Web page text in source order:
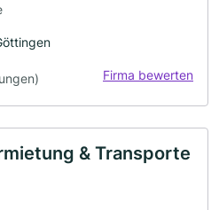
Firma bewerten
& Transporte